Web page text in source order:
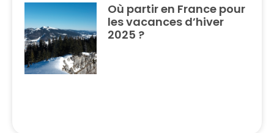
Où partir en France pour
les vacances d’hiver
2025 ?